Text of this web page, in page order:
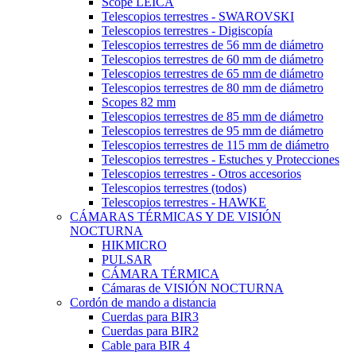
Telescopios terrestres - SWAROVSKI
Telescopios terrestres - Digiscopía
Telescopios terrestres de 56 mm de diámetro
Telescopios terrestres de 60 mm de diámetro
Telescopios terrestres de 65 mm de diámetro
Telescopios terrestres de 80 mm de diámetro
Scopes 82 mm
Telescopios terrestres de 85 mm de diámetro
Telescopios terrestres de 95 mm de diámetro
Telescopios terrestres de 115 mm de diámetro
Telescopios terrestres - Estuches y Protecciones
Telescopios terrestres - Otros accesorios
Telescopios terrestres (todos)
Telescopios terrestres - HAWKE
CÁMARAS TÉRMICAS Y DE VISIÓN
NOCTURNA
HIKMICRO
PULSAR
CÁMARA TÉRMICA
Cámaras de VISIÓN NOCTURNA
Cordón de mando a distancia
Cuerdas para BIR3
Cuerdas para BIR2
Cable para BIR 4